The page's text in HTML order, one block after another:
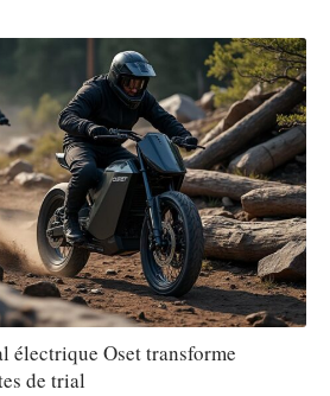
électrique Oset transforme
de trial